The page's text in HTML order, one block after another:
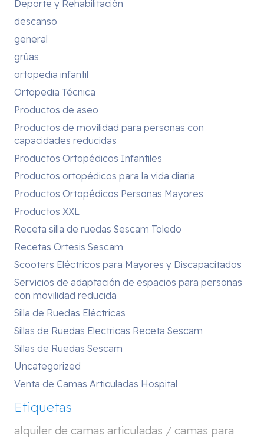
Deporte y Rehabilitación
descanso
general
grúas
ortopedia infantil
Ortopedia Técnica
Productos de aseo
Productos de movilidad para personas con
capacidades reducidas
Productos Ortopédicos Infantiles
Productos ortopédicos para la vida diaria
Productos Ortopédicos Personas Mayores
Productos XXL
Receta silla de ruedas Sescam Toledo
Recetas Ortesis Sescam
Scooters Eléctricos para Mayores y Discapacitados
Servicios de adaptación de espacios para personas
con movilidad reducida
Silla de Ruedas Eléctricas
Sillas de Ruedas Electricas Receta Sescam
Sillas de Ruedas Sescam
Uncategorized
Venta de Camas Articuladas Hospital
Etiquetas
alquiler de camas articuladas / camas para